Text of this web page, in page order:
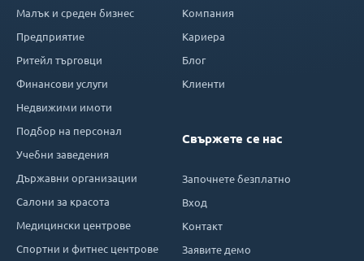
Малък и среден бизнес
Предприятие
Ритейл търговци
Финансови услуги
Недвижими имоти
Подбор на персонал
Учебни заведения
Държавни организации
Салони за красота
Медицински центрове
Спортни и фитнес центрове
Компания
Кариера
Блог
Клиенти
Свържете се нас
Започнете безплатно
Вход
Контакт
Заявите демо